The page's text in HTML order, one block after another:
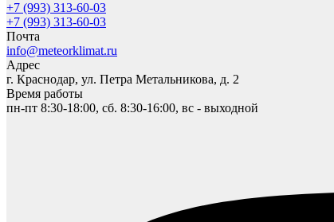
+7 (993) 313-60-03
+7 (993) 313-60-03
Почта
info@meteorklimat.ru
Адрес
г. Краснодар, ул. Петра Метальникова, д. 2
Время работы
пн-пт 8:30-18:00, сб. 8:30-16:00, вс - выходной